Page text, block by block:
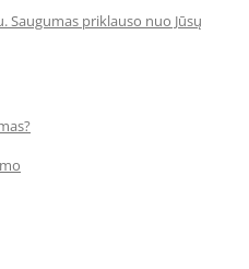
priklauso nuo Jūsų